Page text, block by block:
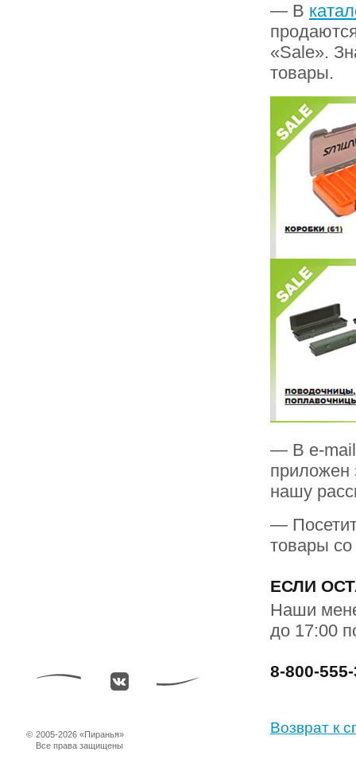
— В
«Sale».
товары.
— В e-mail
приложен
нашу
—
товары
ЕСЛИ
Наши
до 17:00
8-800-
Возврат к
© 2005-2026 «Пиранья»
Все права защищены